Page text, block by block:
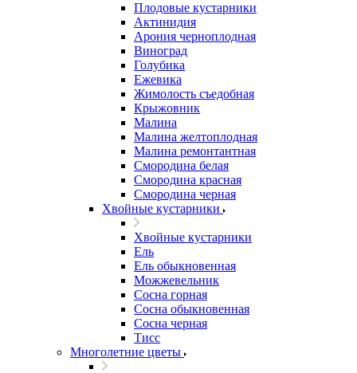
Плодовые кустарники
Актинидия
Арония черноплодная
Виноград
Голубика
Ежевика
Жимолость съедобная
Крыжовник
Малина
Малина желтоплодная
Малина ремонтантная
Смородина белая
Смородина красная
Смородина черная
Хвойные кустарники
Хвойные кустарники
Ель
Ель обыкновенная
Можжевельник
Сосна горная
Сосна обыкновенная
Сосна черная
Тисс
Многолетние цветы